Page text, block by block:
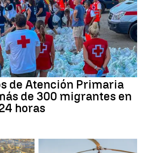
de Atención Primaria
de 300 migrantes en
horas